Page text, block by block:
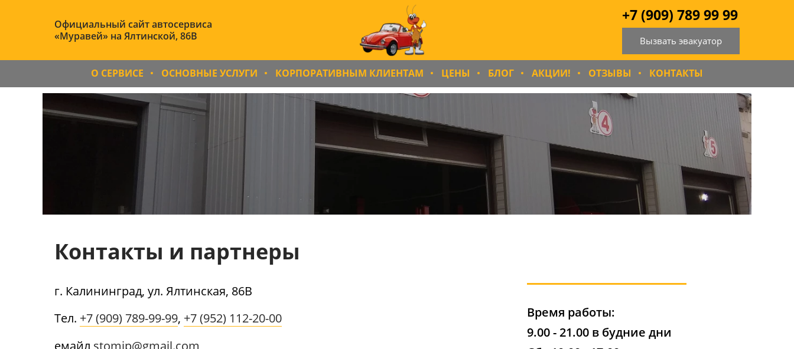
Официальный сайт автосервиса
«Муравей» на Ялтинской, 86B
+7 (909) 789 99 99
Вызвать эвакуатор
О СЕРВИСЕ ОСНОВНЫЕ УСЛУГИ КОРПОРАТИВНЫМ КЛИЕНТАМ ЦЕНЫ БЛОГ АКЦИИ! ОТЗЫВЫ КОНТАКТЫ
Контакты и партнеры
Время работы:
9.00 - 21.00 в будние дни
г. Калининград, ул. Ялтинская, 86В
Тел. +7 (909) 789-99-99, +7 (952) 112-20-00
емайл stomip@gmail.com